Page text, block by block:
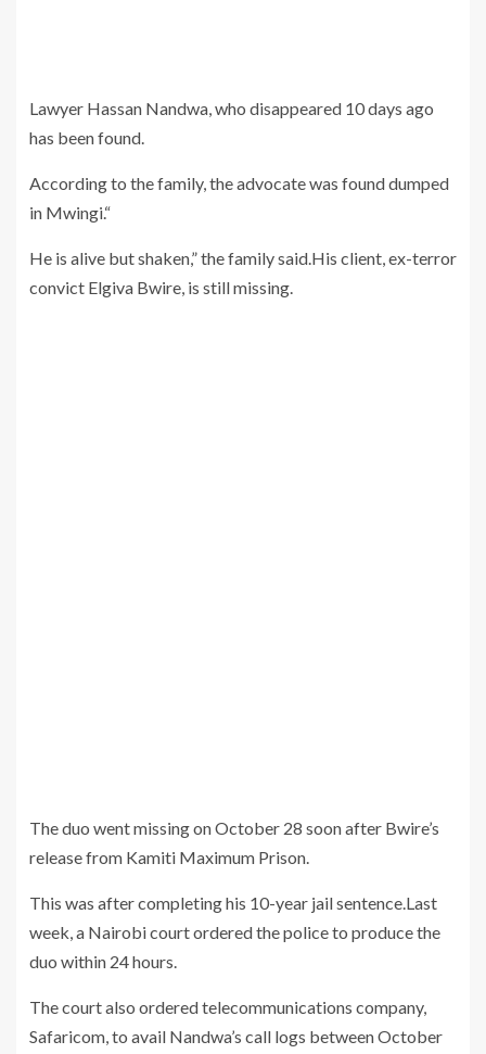
Lawyer Hassan Nandwa, who disappeared 10 days ago
has been found.
According to the family, the advocate was found dumped
in Mwingi.“
He is alive but shaken,” the family said.His client, ex-terror
convict Elgiva Bwire, is still missing.
The duo went missing on October 28 soon after Bwire’s
release from Kamiti Maximum Prison.
This was after completing his 10-year jail sentence.Last
week, a Nairobi court ordered the police to produce the
duo within 24 hours.
The court also ordered telecommunications company,
Safaricom, to avail Nandwa’s call logs between October